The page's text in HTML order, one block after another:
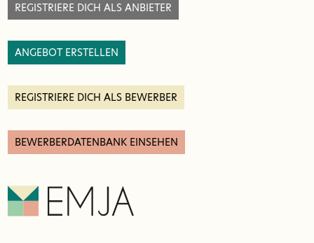
REGISTRIERE DICH ALS ANBIETER
ANGEBOT ERSTELLEN
REGISTRIERE DICH ALS BEWERBER
BEWERBERDATENBANK EINSEHEN